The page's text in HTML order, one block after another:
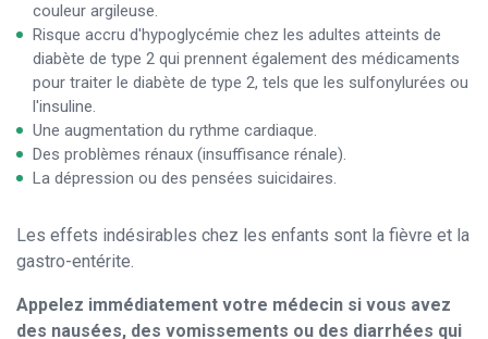
couleur argileuse.
Risque accru d'hypoglycémie chez les adultes atteints de
diabète de type 2 qui prennent également des médicaments
pour traiter le diabète de type 2, tels que les sulfonylurées ou
l'insuline.
Une augmentation du rythme cardiaque.
Des problèmes rénaux (insuffisance rénale).
La dépression ou des pensées suicidaires.
Les effets indésirables chez les enfants sont la fièvre et la
gastro-entérite.
Appelez immédiatement votre médecin si vous avez
des nausées, des vomissements ou des diarrhées qui